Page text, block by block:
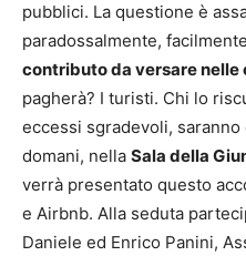
pubblici. La questione è
paradossalmente,
contributo da versare nelle
pagherà? I turisti. Chi lo
eccessi sgradevoli,
domani, nella Sala della
verrà presentato questo
e Airbnb. Alla seduta
Daniele ed Enrico Panini,